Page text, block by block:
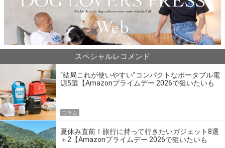
スペシャルレコメンド
“結局これが使いやすい”コンパクトなポータブル電
源5選【Amazonプライムデー 2026で狙いたいも
コラム
夏休み直前！旅行に持って行きたいガジェット8選
＋2【Amazonプライムデー 2026で狙いたいも